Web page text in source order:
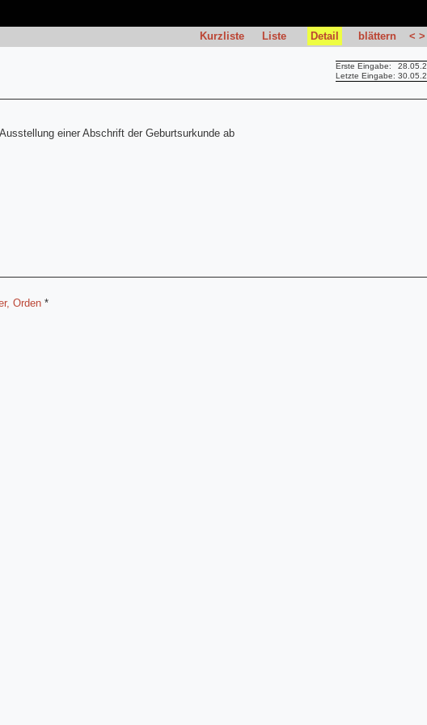
Kurzliste Liste Detail blättern < >
Erste Eingabe:
Letzte Eingabe:
einer Abschrift der Geburtsurkunde ab
Orden *